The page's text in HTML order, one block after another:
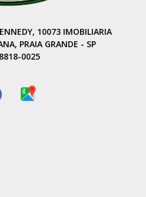
10073 IMOBILIARIA
PRAIA GRANDE - SP
0025